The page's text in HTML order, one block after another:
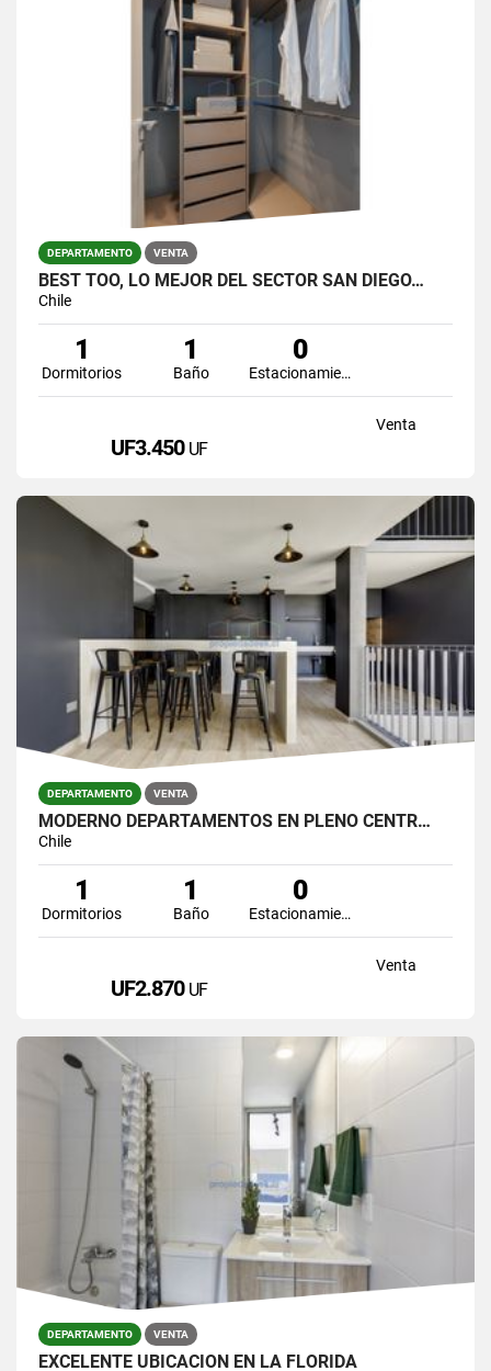
DEPARTAMENTO VENTA
BEST TOO, LO MEJOR DEL SECTOR SAN DIEGO…
Chile
1
Dormitorios
1
Baño
0
Estacionamiento
Venta
UF3.450 UF
DEPARTAMENTO VENTA
MODERNO DEPARTAMENTOS EN PLENO CENTR…
Chile
1
Dormitorios
1
Baño
0
Estacionamiento
Venta
UF2.870 UF
DEPARTAMENTO VENTA
EXCELENTE UBICACIÓN EN LA FLORIDA